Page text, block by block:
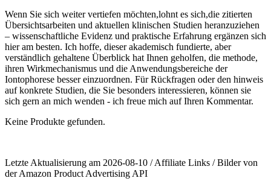
Wenn Sie sich weiter ‍vertiefen möchten,lohnt es⁢ sich,die zitierten
Übersichtsarbeiten und aktuellen klinischen Studien heranzuziehen
– wissenschaftliche Evidenz und praktische Erfahrung ⁢ergänzen sich
hier am besten. Ich hoffe, ⁢dieser akademisch fundierte, aber
verständlich gehaltene Überblick hat⁤ Ihnen geholfen, die methode,
ihren Wirkmechanismus und die Anwendungsbereiche der
Iontophorese besser einzuordnen. Für Rückfragen oder‌ den hinweis
auf konkrete Studien, ​die Sie besonders interessieren, ​können sie
sich ⁣gern an mich⁢ wenden -⁤ ich freue mich auf‌ Ihren Kommentar.
Keine Produkte gefunden.
Letzte Aktualisierung am 2026-08-10 / Affiliate Links / Bilder von
der Amazon Product Advertising API